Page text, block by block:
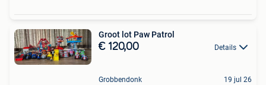
Groot lot Paw Patrol
€ 120,00 Details
Grobbendonk 19 jul 26